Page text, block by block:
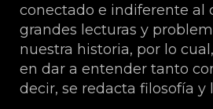
conectado e indiferente al
grandes lecturas y
nuestra historia, por lo
en dar a entender tanto
decir, se redacta filosofía y